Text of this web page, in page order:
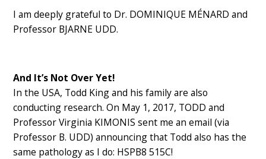
I am deeply grateful to Dr. DOMINIQUE MÉNARD and
Professor BJARNE UDD.
And It’s Not Over Yet!
In the USA, Todd King and his family are also
conducting research. On May 1, 2017, TODD and
Professor Virginia KIMONIS sent me an email (via
Professor B. UDD) announcing that Todd also has the
same pathology as I do: HSPB8 515C!